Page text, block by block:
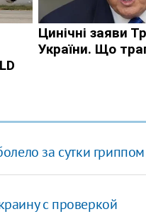
за сутки
с проверкой